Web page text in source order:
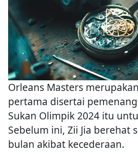
Orleans Masters
pertama disertai
Sukan Olimpik 2024 itu
Sebelum ini, Zii Jia berehat
bulan akibat kecederaan.